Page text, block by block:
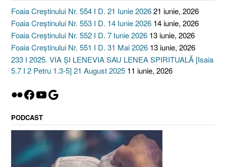
Foaia Creștinului Nr. 554 I D. 21 Iunie 202621 iunie, 2026
Foaia Creștinului Nr. 553 I D. 14 Iunie 2026 14 iunie, 2026
Foaia Creștinului Nr. 552 I D. 7 Iunie 2026 13 iunie, 2026
Foaia Creștinului Nr. 551 I D. 31 Mai 2026 13 iunie, 2026
233 I 2025. VIA ȘI LENEVIA SAU LENEA SPIRITUALĂ [Isaia
5.7 I 2 Petru 1.3-5] 21 August 2025 11 iunie, 2026
Flickr
Facebook
YouTube
Google
PODCAST